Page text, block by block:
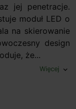
jej penetracje.
moduł LED o
na skierowanie
design
że...
Więcej expand_more